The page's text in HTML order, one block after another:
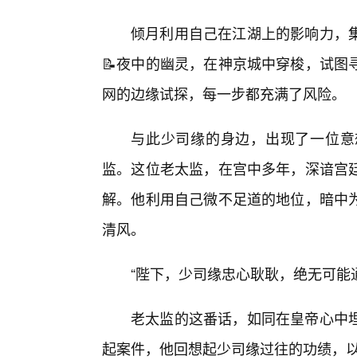
倾月利用自己在江湖上的影响力，
📝夜中的幽灵，在神京城中穿梭，试
网的边缘试探，每一步都充满了风险。
与此少司缘的身边，出现了一位
监。这位老太监，在宫中多年，深谙
解。他利用自己微不足道的地位，暗
清风。
“陛下，少司缘忠心耿耿，绝无可
老太监的这番话，如同在皇帝心中
起案件，他回想起少司缘过往的功绩，